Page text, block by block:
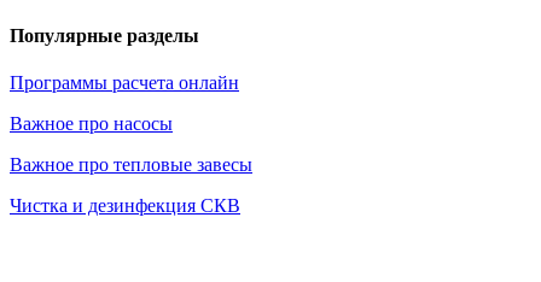
Популярные разделы
Программы расчета онлайн
Важное про насосы
Важное про тепловые завесы
Чистка и дезинфекция СКВ